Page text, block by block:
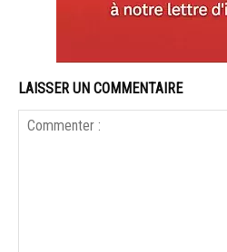
LAISSER UN COMMENTAIRE